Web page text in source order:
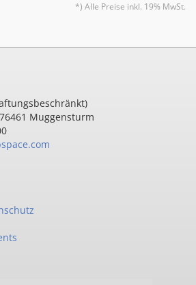
*) Alle Preise inkl. 19% MwSt.
Muggensturm